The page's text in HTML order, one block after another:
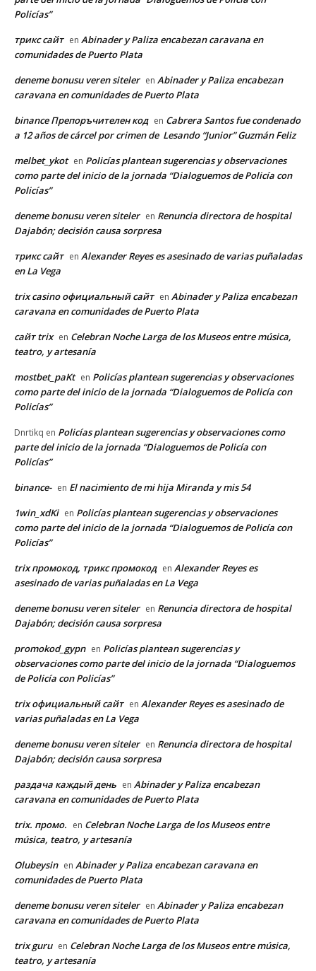
Policías”
трикс сайт en Abinader y Paliza encabezan caravana en
comunidades de Puerto Plata
deneme bonusu veren siteler en Abinader y Paliza encabezan
caravana en comunidades de Puerto Plata
binance Препоръчителен код en Cabrera Santos fue condenado
a 12 años de cárcel por crimen de Lesando “Junior” Guzmán Feliz
melbet_ykot en Policías plantean sugerencias y observaciones
como parte del inicio de la jornada “Dialoguemos de Policía con
Policías”
deneme bonusu veren siteler en Renuncia directora de hospital
Dajabón; decisión causa sorpresa
трикс сайт en Alexander Reyes es asesinado de varias puñaladas
en La Vega
trix casino официальный сайт en Abinader y Paliza encabezan
caravana en comunidades de Puerto Plata
сайт trix en Celebran Noche Larga de los Museos entre música,
teatro, y artesanía
mostbet_paKt en Policías plantean sugerencias y observaciones
como parte del inicio de la jornada “Dialoguemos de Policía con
Policías”
Dnrtikq en Policías plantean sugerencias y observaciones como
parte del inicio de la jornada “Dialoguemos de Policía con
Policías”
binance- en El nacimiento de mi hija Miranda y mis 54
1win_xdKi en Policías plantean sugerencias y observaciones
como parte del inicio de la jornada “Dialoguemos de Policía con
Policías”
trix промокод, трикс промокод en Alexander Reyes es
asesinado de varias puñaladas en La Vega
deneme bonusu veren siteler en Renuncia directora de hospital
Dajabón; decisión causa sorpresa
promokod_gypn en Policías plantean sugerencias y
observaciones como parte del inicio de la jornada “Dialoguemos
de Policía con Policías”
trix официальный сайт en Alexander Reyes es asesinado de
varias puñaladas en La Vega
deneme bonusu veren siteler en Renuncia directora de hospital
Dajabón; decisión causa sorpresa
раздача каждый день en Abinader y Paliza encabezan
caravana en comunidades de Puerto Plata
trix. промо. en Celebran Noche Larga de los Museos entre
música, teatro, y artesanía
Olubeysin en Abinader y Paliza encabezan caravana en
comunidades de Puerto Plata
deneme bonusu veren siteler en Abinader y Paliza encabezan
caravana en comunidades de Puerto Plata
trix guru en Celebran Noche Larga de los Museos entre música,
teatro, y artesanía